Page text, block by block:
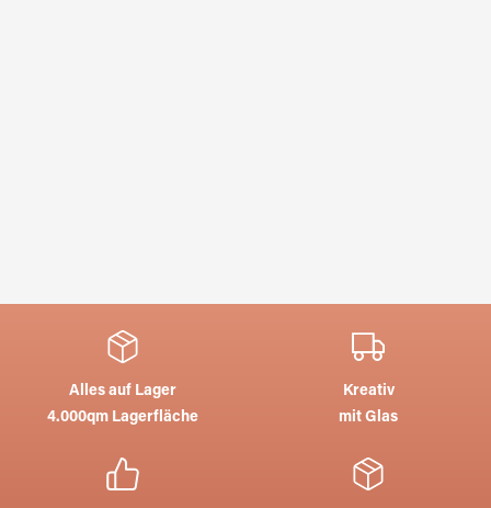
Alles auf Lager
4.000qm Lagerfläche
Kreativ
mit Glas